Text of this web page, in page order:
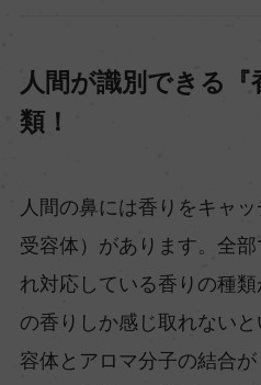
人間が識別できる
類！
人間の鼻には香りをキャ
受容体）があります。全
れ対応している香りの種
の香りしか感じ取れない
容体とアロマ分子の結合